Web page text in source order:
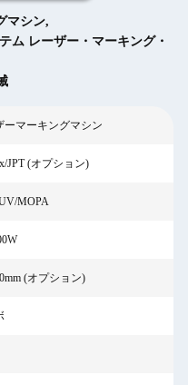
マシン,
ム レーザー・マーキング・
ーマーキングマシン
JPT (オプション)
MOPA
(オプション)